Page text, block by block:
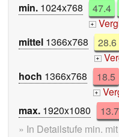
min. 1024x768 47.4
+
mittel 1366x768 28.6
+
hoch 1366x768 18.5
+
max. 1920x1080 13.7
» In Detailstufe min.